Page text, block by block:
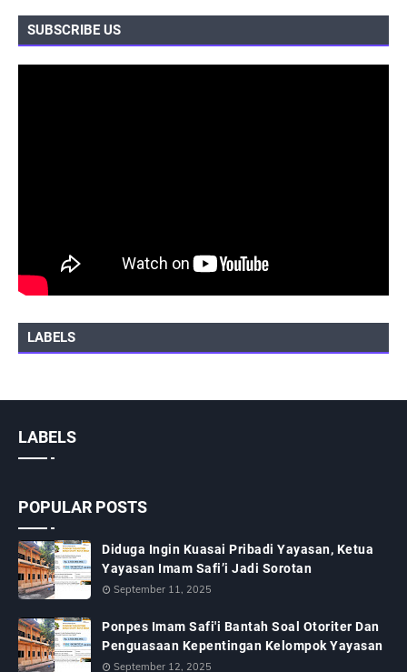
SUBSCRIBE US
LABELS
LABELS
POPULAR POSTS
Diduga Ingin Kuasai Pribadi Yayasan, Ketua
Yayasan Imam Safi’i Jadi Sorotan
September 11, 2025
Ponpes Imam Safi'i Bantah Soal Otoriter Dan
Penguasaan Kepentingan Kelompok Yayasan
September 12, 2025